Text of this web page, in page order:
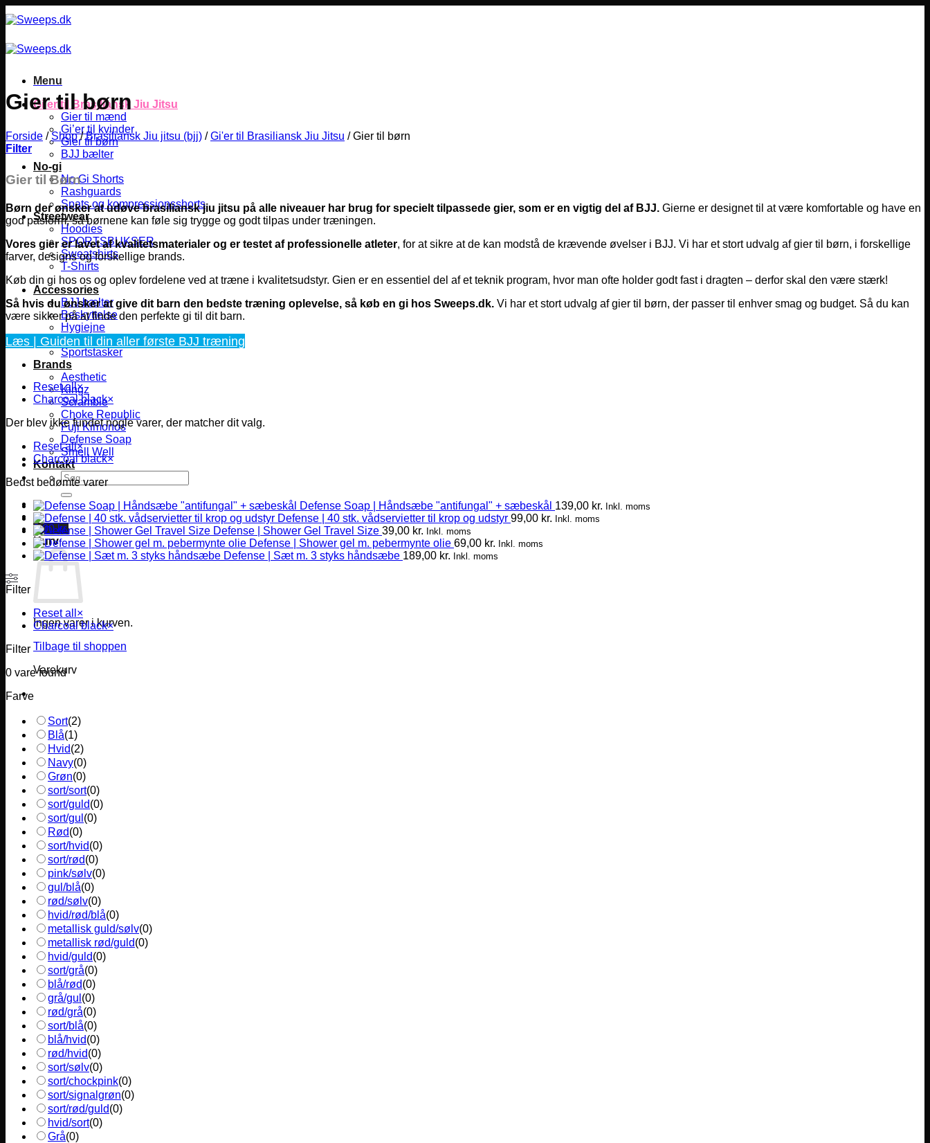
til
Menu
Gi’er til Brasiliansk Jiu Jitsu
Gier til mænd
Gi’er til kvinder
Gier til børn
BJJ bælter
No-gi
No Gi Shorts
Rashguards
Spats og kompressionsshorts
Streetwear
Hoodies
SPORTSBUKSER
Sweatshirts
T-Shirts
Accessories
BJJ bælter
Beskyttelse
Hygiejne
Skade behandling
Sportstasker
Brands
Aesthetic
Kingz
Scramble
Choke Republic
Fuji Kimonos
Defense Soap
Smell Well
Kontakt
Søg
efter:
0,00kr.
Kurv
Ingen varer i kurven.
Tilbage til shoppen
Varekurv
Gier til børn
Forside / Shop / Brasiliansk Jiu jitsu (bjj) / Gi'er til Brasiliansk Jiu Jitsu /Gier til børn
Filter
Gier til Børn
Børn der ønsker at udøve brasiliansk jiu jitsu på alle niveauer har brug for specielt tilpassede gier, som er en vigtig del af BJJ. Gierne er designet til at være komfortable og have en
god pasform, så børnene kan føle sig trygge og godt tilpas under træningen.
Vores gier er lavet af kvalitetsmaterialer og er testet af professionelle atleter, for at sikre at de kan modstå de krævende øvelser i BJJ. Vi har et stort udvalg af gier til børn, i forskellige
farver, designs og forskellige brands.
Køb din gi hos os og oplev fordelene ved at træne i kvalitetsudstyr. Gien er en essentiel del af et teknik program, hvor man ofte holder godt fast i dragten – derfor skal den være stærk!
Så hvis du ønsker at give dit barn den bedste træning oplevelse, så køb en gi hos Sweeps.dk. Vi har et stort udvalg af gier til børn, der passer til enhver smag og budget. Så du kan
være sikker på at finde den perfekte gi til dit barn.
Læs | Guiden til din aller første BJJ træning
Reset all×
Charcoal black×
Der blev ikke fundet nogle varer, der matcher dit valg.
Reset all×
Charcoal black×
Bedst bedømte varer
Defense Soap | Håndsæbe "antifungal" + sæbeskål 139,00 kr. Inkl. moms
Defense | 40 stk. vådservietter til krop og udstyr 99,00 kr. Inkl. moms
Defense | Shower Gel Travel Size 39,00 kr. Inkl. moms
Defense | Shower gel m. pebermynte olie 69,00 kr. Inkl. moms
Defense | Sæt m. 3 styks håndsæbe 189,00 kr. Inkl. moms
Filter
Reset all ×
Charcoal black×
Filter
0 vare found
Farve
Sort(2)
Blå(1)
Hvid(2)
Navy(0)
Grøn(0)
sort/sort(0)
sort/guld(0)
sort/gul (0)
Rød(0)
sort/hvid(0)
sort/rød(0)
pink/sølv(0)
gul/blå(0)
rød/sølv(0)
hvid/rød/blå(0)
metallisk guld/sølv(0)
metallisk rød/guld(0)
hvid/guld(0)
sort/grå(0)
blå/rød(0)
grå/gul (0)
rød/grå(0)
sort/blå(0)
blå/hvid(0)
rød/hvid(0)
sort/sølv(0)
sort/chockpink(0)
sort/signalgrøn(0)
sort/rød/guld(0)
hvid/sort(0)
Grå(0)